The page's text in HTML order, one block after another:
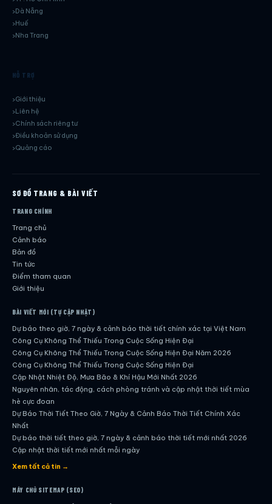
Dà Nẵng
Huế
Nha Trang
HỖ TRỢ
Giới thiệu
Liên hệ
Chính sách riêng tư
Điều khoản sử dụng
Quảng cáo
SƠ ĐỒ TRANG & BÀI VIẾT
TRANG CHÍNH
Trang chủ
Cảnh báo
Bản đồ
Tin tức
Điểm tham quan
Giới thiệu
BÀI VIẾT MỚI (TỰ CẬP NHẬT)
Dự báo theo giờ, 7 ngày & cảnh báo thời tiết chính xác tại Việt Nam
Công Cụ Không Thể Thiếu Trong Cuộc Sống Hiện Đại
Công Cụ Không Thể Thiếu Trong Cuộc Sống Hiện Đại Năm 2026
Công Cụ Không Thể Thiếu Trong Cuộc Sống Hiện Đại
Cập Nhật Nhiệt Độ, Mưa Bão & Khí Hậu Mới Nhất 2026
Nguyên nhân, tác động, cách phòng tránh và cập nhật thời tiết mùa
hè cực đoan
Dự Báo Thời Tiết Theo Giờ, 7 Ngày & Cảnh Báo Thời Tiết Chính Xác
Nhất
Dự báo thời tiết theo giờ, 7 ngày & cảnh báo thời tiết mới nhất 2026
Cập nhật thời tiết mới nhất mỗi ngày
Hướng dẫn đầy đủ về dự báo thời tiết hiện đại
Dự Báo Thời Tiết Theo Giờ, 7 Ngày & Cảnh Báo Thời Tiết Chính Xác
Xem tất cả tin →
MÁY CHỦ SITEMAP (SEO)